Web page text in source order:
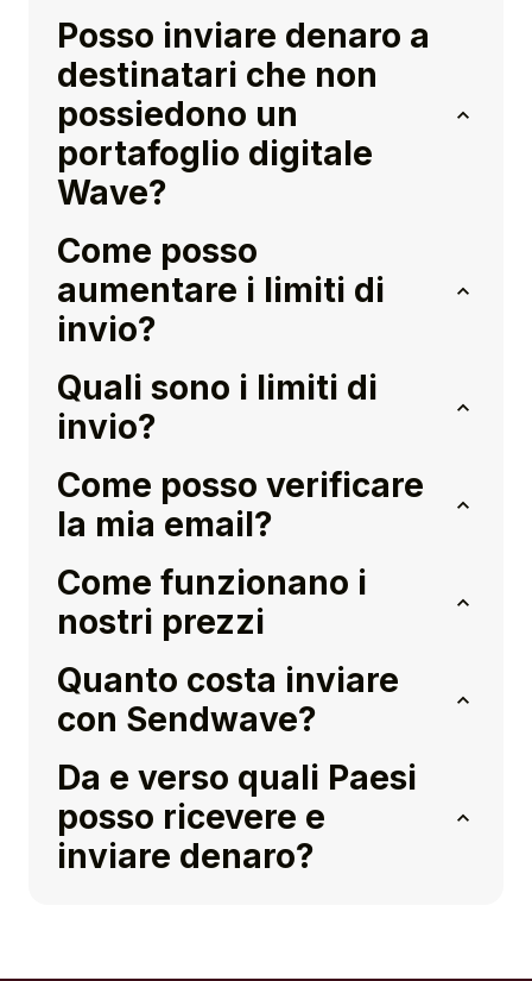
Posso inviare denaro a
destinatari che non
possiedono un
portafoglio digitale
Wave?
Come posso
aumentare i limiti di
invio?
Quali sono i limiti di
invio?
Come posso verificare
la mia email?
Come funzionano i
nostri prezzi
Quanto costa inviare
con Sendwave?
Da e verso quali Paesi
posso ricevere e
inviare denaro?